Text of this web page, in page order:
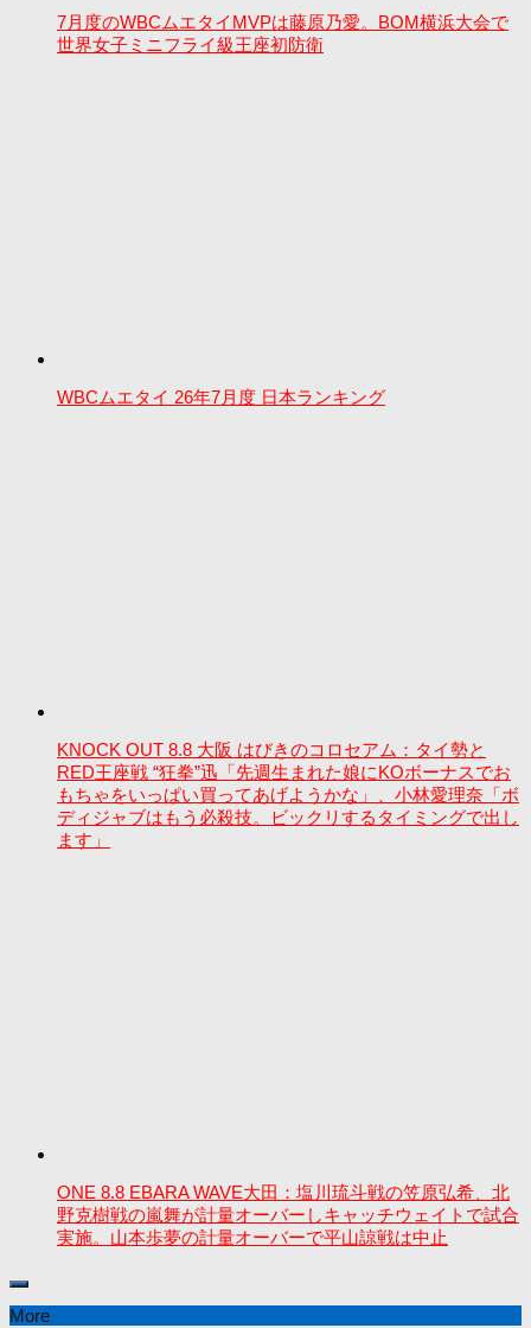
7月度のWBCムエタイMVPは藤原乃愛。BOM横浜大会で
世界女子ミニフライ級王座初防衛
WBCムエタイ 26年7月度 日本ランキング
KNOCK OUT 8.8 大阪 はびきのコロセアム：タイ勢と
RED王座戦 “狂拳”迅「先週生まれた娘にKOボーナスでお
もちゃをいっぱい買ってあげようかな」、小林愛理奈「ボ
ディジャブはもう必殺技。ビックリするタイミングで出し
ます」
ONE 8.8 EBARA WAVE大田：塩川琉斗戦の笠原弘希、北
野克樹戦の嵐舞が計量オーバーしキャッチウェイトで試合
実施。山本歩夢の計量オーバーで平山諒戦は中止
More